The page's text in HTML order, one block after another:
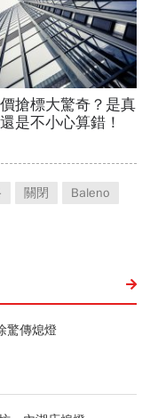
關閉
Baleno
驚傳熄燈